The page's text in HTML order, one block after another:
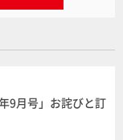
9月号」お詫びと訂